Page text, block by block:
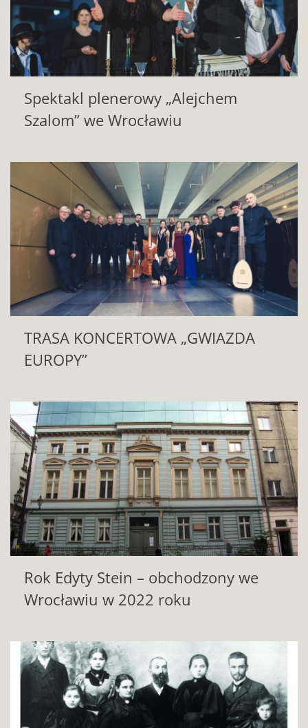
Spektakl plenerowy „Alejchem
Szalom” we Wrocławiu
TRASA KONCERTOWA „GWIAZDA
EUROPY”
Rok Edyty Stein – obchodzony we
Wrocławiu w 2022 roku